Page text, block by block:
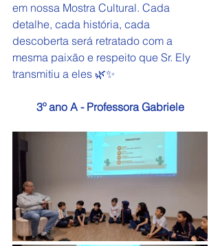
em nossa Mostra Cultural. Cada
detalhe, cada história, cada
descoberta será retratado com a
mesma paixão e respeito que Sr. Ely
transmitiu a eles 🌿✨
3º ano A - Professora Gabriele